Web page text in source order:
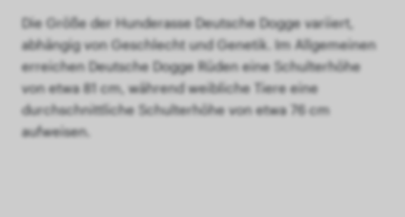
Die Größe der Hunderasse Deutsche Dogge variiert,
abhängig von Geschlecht und Genetik. Im Allgemeinen
erreichen Deutsche Dogge Rüden eine Schulterhöhe
von etwa 81 cm, während weibliche Tiere eine
durchschnittliche Schulterhöhe von etwa 76 cm
aufweisen.